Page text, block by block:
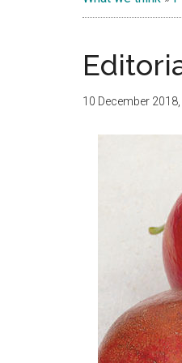
Islands
10 December 2018